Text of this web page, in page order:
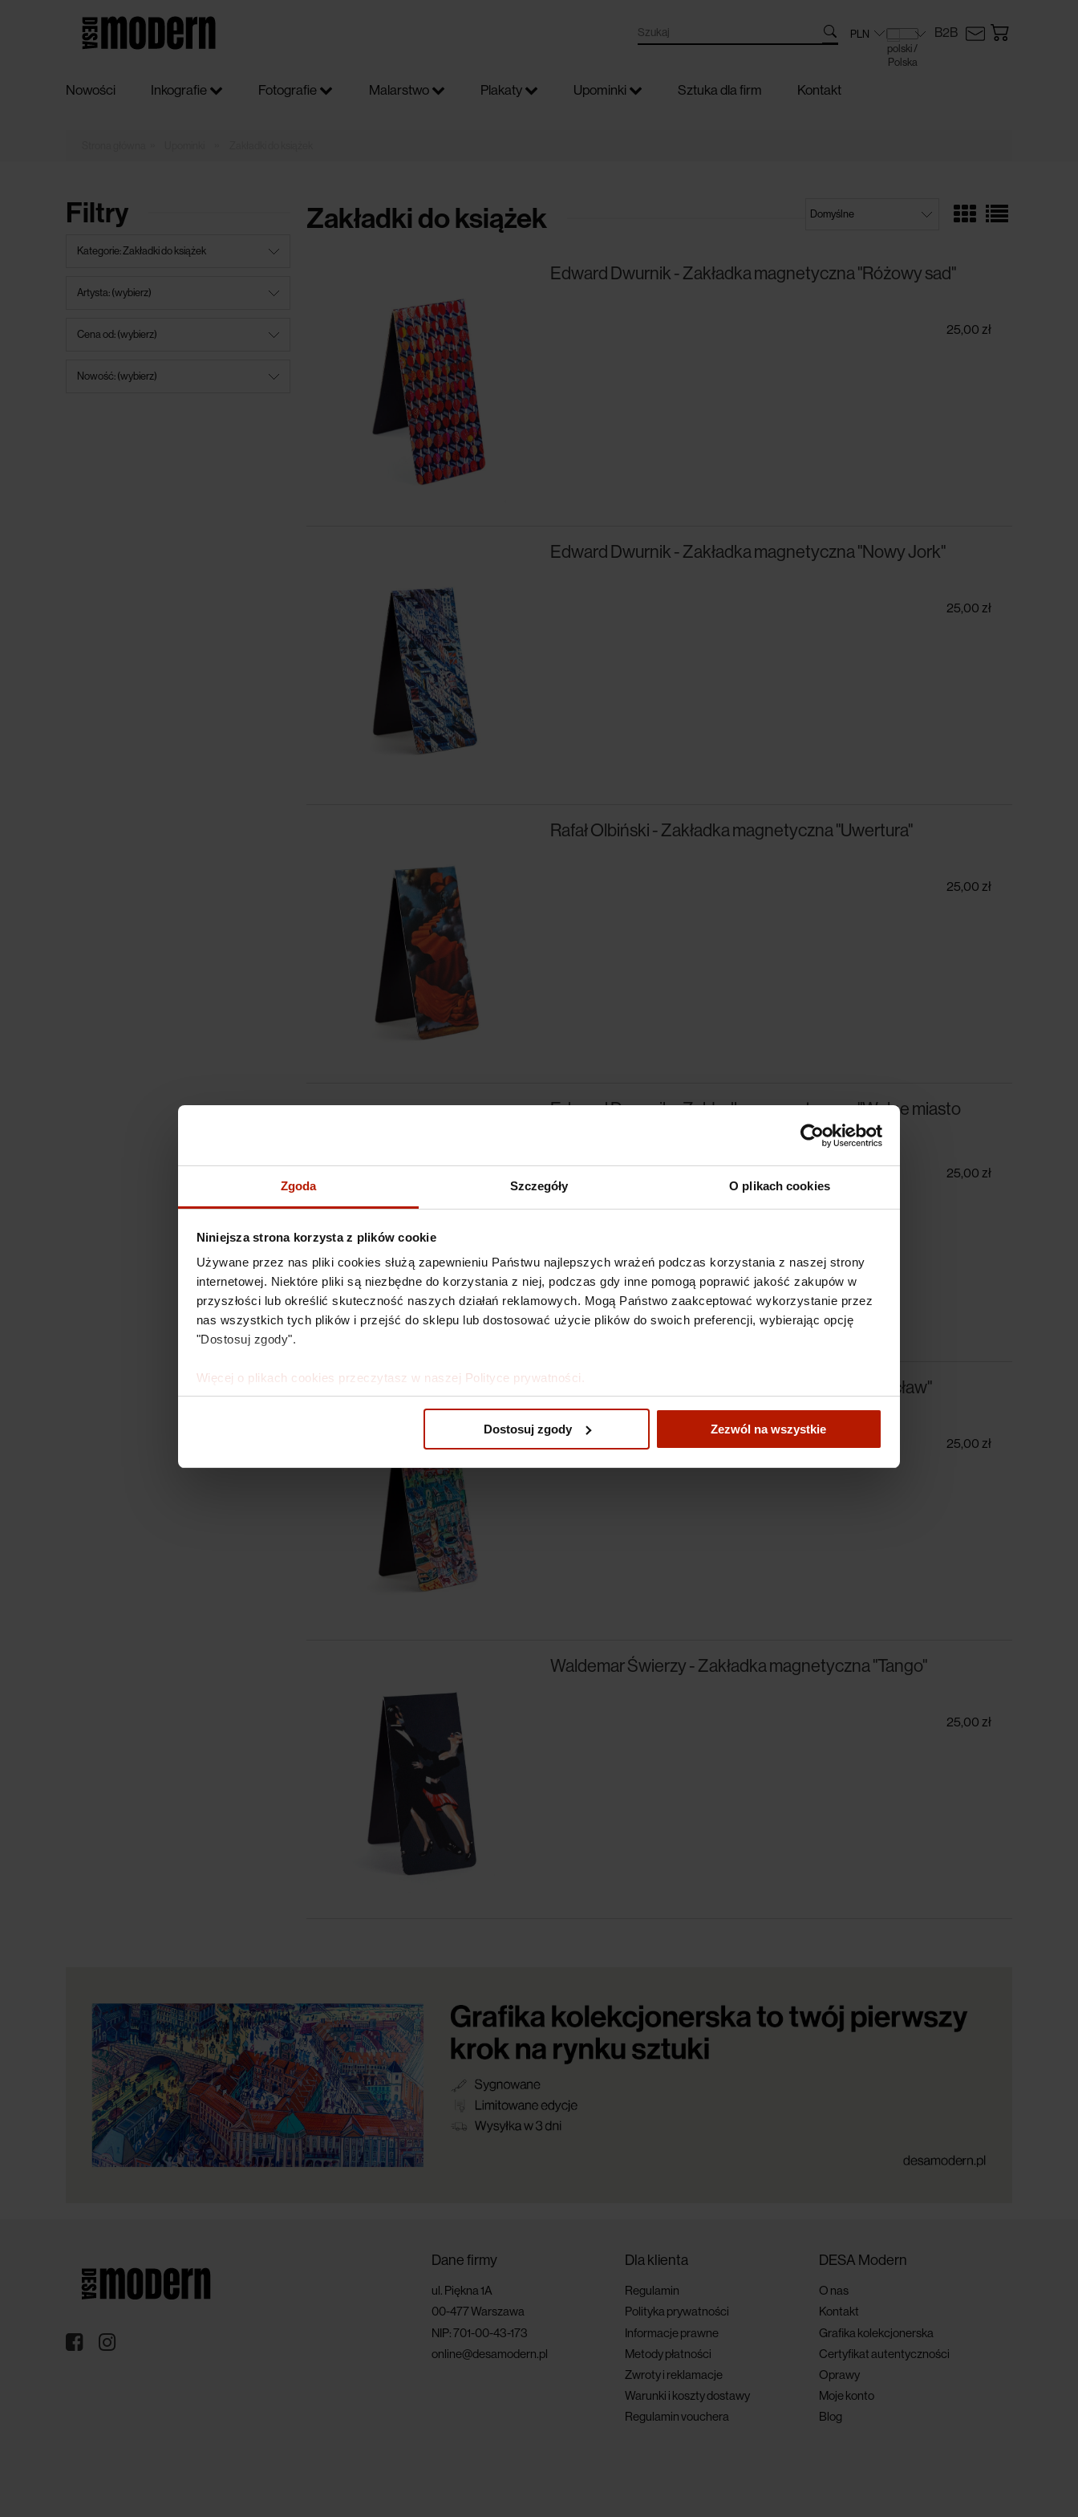
Zgoda Szczegóły O plikach cookies
Niniejsza strona korzysta z plików cookie
Używane przez nas pliki cookies służą zapewnieniu Państwu najlepszych wrażeń podczas korzystania z naszej strony
internetowej. Niektóre pliki są niezbędne do korzystania z niej, podczas gdy inne pomogą poprawić jakość zakupów w
przyszłości lub określić skuteczność naszych działań reklamowych. Mogą Państwo zaakceptować wykorzystanie przez
nas wszystkich tych plików i przejść do sklepu lub dostosować użycie plików do swoich preferencji, wybierając opcję
"Dostosuj zgody".
Więcej o plikach cookies przeczytasz w naszej Polityce prywatności.
Dostosuj zgody Zezwól na wszystkie
B2B
Nowości Inkografie Fotografie Malarstwo Plakaty Upominki Sztuka dla firm Kontakt
Filtry
Kategorie: Zakładki do książek
Artysta: (wybierz)
Cena od: (wybierz)
Nowość: (wybierz)
Zakładki do książek
Edward Dwurnik - Zakładka magnetyczna "Różowy sad"
25,00 zł
Edward Dwurnik - Zakładka magnetyczna "Nowy Jork"
25,00 zł
Rafał Olbiński - Zakładka magnetyczna "Uwertura"
25,00 zł
Edward Dwurnik - Zakładka magnetyczna "Wolne miasto
25,00 zł
Edward Dwurnik - Zakładka magnetyczna "Wrocław"
25,00 zł
Waldemar Świerzy - Zakładka magnetyczna "Tango"
25,00 zł
Dane firmy
ul. Piękna 1A
00-477 Warszawa
NIP: 701-00-43-173
online@desamodern.pl
Dla klienta
Regulamin
Polityka prywatności
Informacje prawne
Metody płatności
Zwroty i reklamacje
Warunki i koszty dostawy
Regulamin vouchera
DESA Modern
O nas
Kontakt
Grafika kolekcjonerska
Certyfikat autentyczności
Oprawy
Moje konto
Blog